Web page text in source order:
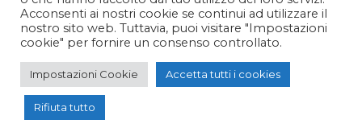
Condizioni di vendita
Teleassistenza
Acconsenti ai nostri cookie se continui ad utilizzare il
nostro sito web. Tuttavia, puoi visitare "Impostazioni
cookie" per fornire un consenso controllato.
Impostazioni Cookie Accetta tutti i cookies
Rifiuta tutto